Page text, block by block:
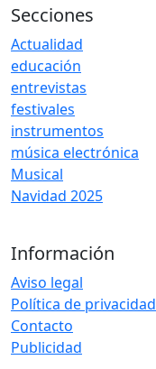
Secciones
Actualidad
educación
entrevistas
festivales
instrumentos
música electrónica
Musical
Navidad 2025
Información
Aviso legal
Política de privacidad
Contacto
Publicidad